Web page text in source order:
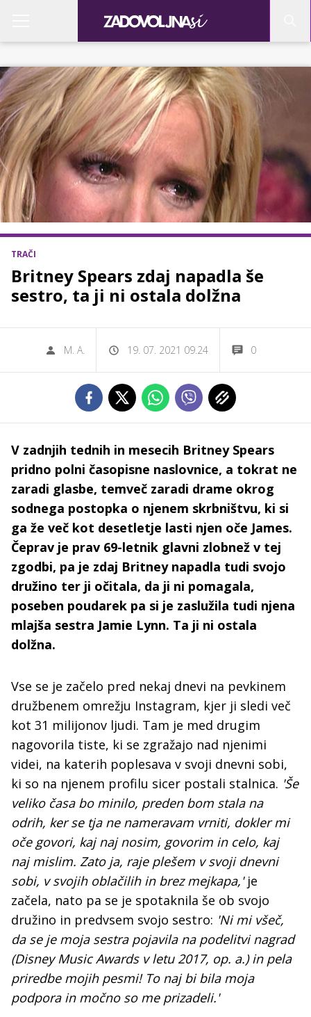
TRAČI
Britney Spears zdaj napadla še
sestro, ta ji ni ostala dolžna
M. A. 19. 07. 2021 09.24 0
V zadnjih tednih in mesecih Britney Spears
pridno polni časopisne naslovnice, a tokrat ne
zaradi glasbe, temveč zaradi drame okrog
sodnega postopka o njenem skrbništvu, ki si
ga že več kot desetletje lasti njen oče James.
Čeprav je prav 69-letnik glavni zlobnež v tej
zgodbi, pa je zdaj Britney napadla tudi svojo
družino ter ji očitala, da ji ni pomagala,
poseben poudarek pa si je zaslužila tudi njena
mlajša sestra Jamie Lynn. Ta ji ni ostala
dolžna.
Vse se je začelo pred nekaj dnevi na pevkinem
družbenem omrežju Instagram, kjer ji sledi več
kot 31 milijonov ljudi. Tam je med drugim
nagovorila tiste, ki se zgražajo nad njenimi
videi, na katerih poplesava v svoji dnevni sobi,
ki so na njenem profilu sicer postali stalnica. 'Še
veliko časa bo minilo, preden bom stala na
odrih, ker se tja ne nameravam vrniti, dokler mi
oče govori, kaj naj nosim, govorim in celo, kaj
naj mislim. Zato ja, raje plešem v svoji dnevni
sobi, v svojih oblačilih in brez mejkapa,' je
začela, nato pa se je spotaknila še ob svojo
družino in predvsem svojo sestro: 'Ni mi všeč,
da se je moja sestra pojavila na podelitvi nagrad
(Disney Music Awards v letu 2017, op. a.) in pela
priredbe mojih pesmi! To naj bi bila moja
podpora in močno so me prizadeli.'